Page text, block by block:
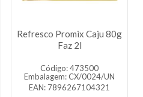
Refresco Promix Caju 80g
Faz 2l
Código: 473500
Embalagem: CX/0024/UN
EAN: 7896267104321